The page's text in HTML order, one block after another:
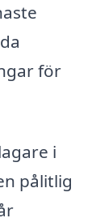
för
i
pålitlig